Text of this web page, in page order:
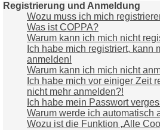
Registrierung und Anmeldung
Wozu muss ich mich
Was ist COPPA?
Warum kann ich mich nicht
Ich habe mich registriert, kann
anmelden!
Warum kann ich mich nicht
Ich habe mich vor einiger Zeit
nicht mehr anmelden?!
Ich habe mein Passwort
Warum werde ich automatisch
Wozu ist die Funktion „Alle